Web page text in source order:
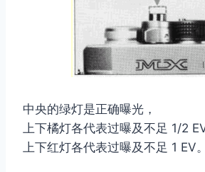
中央的绿灯是正确曝光，
上下橘灯各代表过曝及不足 1/2
上下红灯各代表过曝及不足 1 EV。
取消